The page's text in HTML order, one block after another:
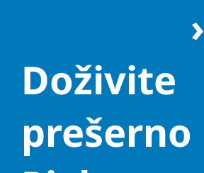
›
Doživite
prešerno